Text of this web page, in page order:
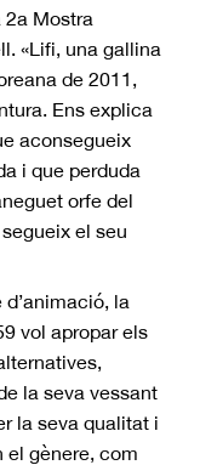
2a Mostra
«Lifi, una gallina
de 2011,
Ens explica
aconsegueix
i que perduda
orfe del
el seu
la
vol apropar els
la seva vessant
la seva qualitat i
el gènere, com